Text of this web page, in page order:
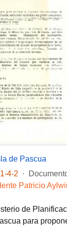
de Pascua
4-2
·
Patricio
de
para